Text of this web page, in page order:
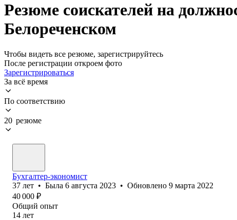
Резюме соискателей на
Белореченском
Чтобы видеть все резюме, зарегистрируйтесь
После регистрации откроем фото
Зарегистрироваться
За всё время
По соответствию
20 резюме
Бухгалтер-экономист
37 лет • Была 6 августа 2023 • Обновлено 9 марта 2022
40 000 ₽
Общий опыт
14 лет